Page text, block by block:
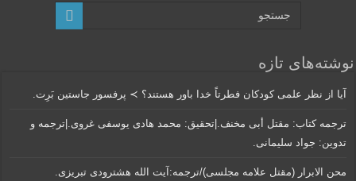
نوشته‌های تازه
آیا از نظر علمی کودکان فطرتاً خدا باور هستند؟ ≻ پرفسور جاستین بَرِت.
ترجمه کتاب: مقتل أبی مخنف.|تحقیق: محمد هادی یوسفی غروی.|ترجمه و
تدوین: جواد سلیمانی.
محن الابرار (مقتل علامه مجلسی)/ترجمه:آیت الله هشترودی تبریزی.